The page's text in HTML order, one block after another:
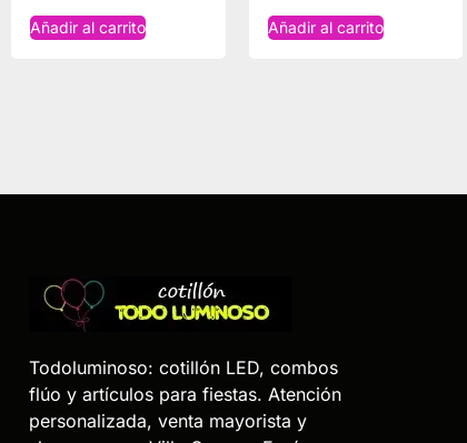
Añadir al carrito Añadir al carrito
Todoluminoso: cotillón LED, combos
flúo y artículos para fiestas. Atención
personalizada, venta mayorista y